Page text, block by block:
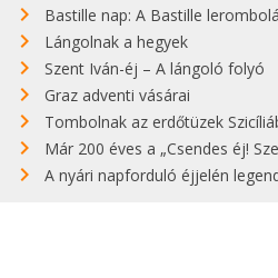
Bastille nap: A Bastille lerombolása
Lángolnak a hegyek
Szent Iván-éj – A lángoló folyó
Graz adventi vásárai
Tombolnak az erdőtüzek
Már 200 éves a „Csendes éj!
A nyári napforduló éjjelén legendás